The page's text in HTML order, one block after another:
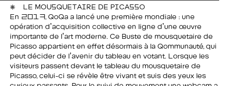
LE MOUSQUETAIRE DE PICASSO
En 2017, QoQa a lancé une première mondiale : une
opération d’acquisition collective en ligne d’une œuvre
importante de l’art moderne. Ce Buste de mousquetaire de
Picasso appartient en effet désormais à la Qommunauté, qui
peut décider de l’avenir du tableau en votant. Lorsque les
visiteurs passent devant le tableau du mousquetaire de
Picasso, celui-ci se révèle être vivant et suis des yeux les
curieux passants. Pour le suivi de mouvement une webcam a